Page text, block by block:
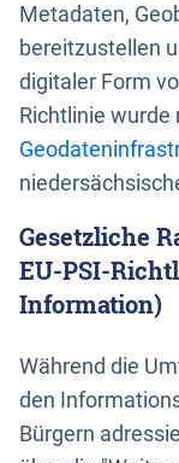
Metadaten,
bereitzustellen
digitaler Form
Richtlinie wurde
Gesetzliche
EU-PSI-
Information)
Während die
den
Bürgern